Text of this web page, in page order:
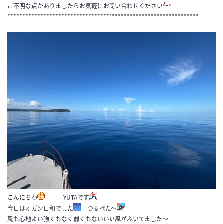
ご不明な点がありましたらお気軽にお問い合わせください
****************************************************************
こんにちわ
YUTAです
今日はオガン日和でした
つるぺた～
風も心地よい強くもなく弱くもないいい風がふいてました～